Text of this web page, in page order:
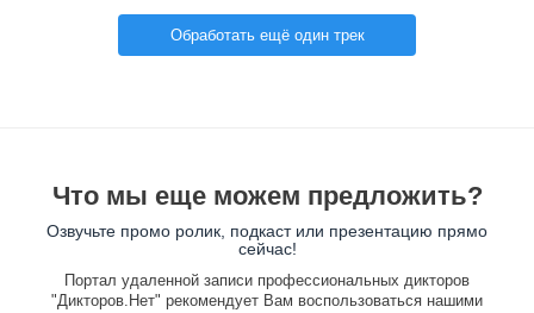
Обработать ещё один трек
Что мы еще можем предложить?
Озвучьте промо ролик, подкаст или презентацию прямо
сейчас!
Портал удаленной записи профессиональных дикторов
"Дикторов.Нет" рекомендует Вам воспользоваться нашими